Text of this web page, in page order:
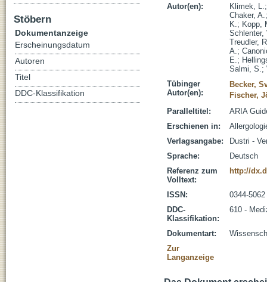
Autor(en): Klimek, L.
Chaker, A.
K.; Kopp,
Schlenter,
Treudler,
A.;
E.;
Salmi, S.;
Tübinger
Autor(en):
Becker,
Fischer,
Paralleltitel:
ARIA
Erschienen in:
Verlagsangabe:
Dustri -
Sprache:
Deutsch
Referenz zum
Volltext:
http://
ISSN:
0344-5062
DDC-
Klassifikation:
610 -
Dokumentart:
Zur
Langanzeige
Stöbern
Dokumentanzeige
Erscheinungsdatum
Autoren
Titel
DDC-Klassifikation